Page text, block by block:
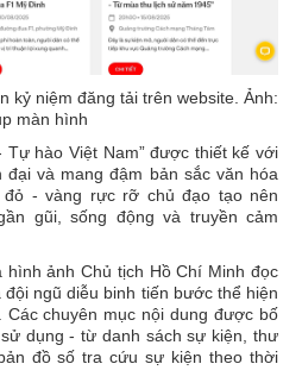
kỷ niệm đăng tải trên website. Ảnh:
màn hình
Tự hào Việt Nam” được thiết kế với
và mang đậm bản sắc văn hóa
- vàng rực rỡ chủ đạo tạo nên
gũi, sống động và truyền cảm
ảnh Chủ tịch Hồ Chí Minh đọc
đội ngũ diễu binh tiến bước thể hiện
chuyên mục nội dung được bố
dụng - từ danh sách sự kiện, thư
đồ số tra cứu sự kiện theo thời